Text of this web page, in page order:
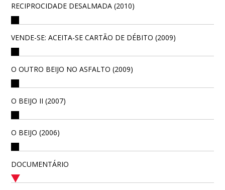
RECIPROCIDADE DESALMADA (2010)
VENDE-SE: ACEITA-SE CARTÃO DE DÉBITO (2009)
O OUTRO BEIJO NO ASFALTO (2009)
O BEIJO II (2007)
O BEIJO (2006)
DOCUMENTÁRIO